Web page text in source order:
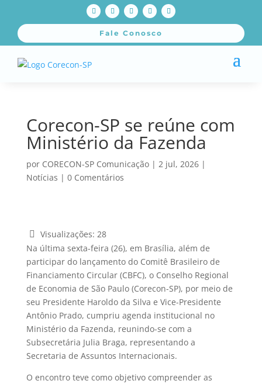
Fale Conosco
Corecon-SP se reúne com
Ministério da Fazenda
por CORECON-SP Comunicação| 2 jul, 2026|
Notícias | 0 Comentários
Visualizações: 28
Na última sexta-feira (26), em Brasília, além de
participar do lançamento do Comitê Brasileiro de
Financiamento Circular (CBFC), o Conselho Regional
de Economia de São Paulo (Corecon-SP), por meio de
seu Presidente Haroldo da Silva e Vice-Presidente
Antônio Prado, cumpriu agenda institucional no
Ministério da Fazenda, reunindo-se com a
Subsecretária Julia Braga, representando a
Secretaria de Assuntos Internacionais.
O encontro teve como objetivo compreender as